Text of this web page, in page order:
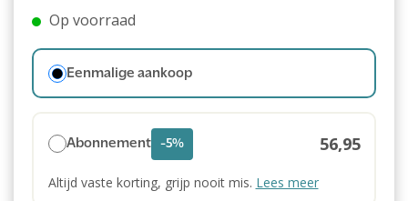
Op voorraad
Eenmalige aankoop
Abonnement -5% 56,95
Altijd vaste korting, grijp nooit mis. Lees meer